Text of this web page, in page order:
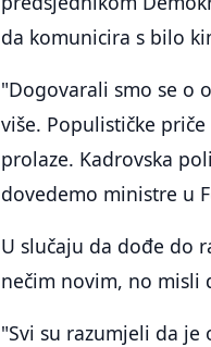
da komunicira s bilo
"Dogovarali smo se o
više. Populističke
prolaze. Kadrovska
dovedemo ministre u
U slučaju da dođe do
nečim novim, no misli
"Svi su razumjeli da